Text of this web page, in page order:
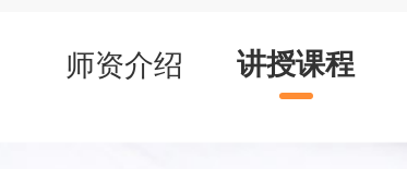
师资介绍 讲授课程